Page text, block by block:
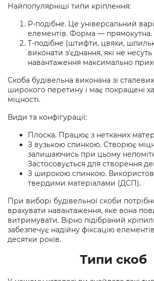
Найпопулярніші типи кріплення:
P-подібне. Це універсальний
елементів. Форма — прямокутна.
T-подібне (штифти, цвяхи,
виконати з'єднання, які не несуть
навантаження максимально
Скоба будівельна виконана зі
широкого перетину і має покращені
міцності.
Види та конфігурації:
Плоска. Працює з нетканих
З вузькою спинкою. Створює
залишаючись при цьому
Застосовується для створення
З широкою спинкою.
твердими матеріалами (ДСП).
При виборі будівельної скоби
врахувати навантаження, яке вона
витримувати. Вірно підібраний
забезпечує надійну фіксацію
десятки років.
Типи скоб